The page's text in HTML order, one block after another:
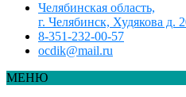
Челябинская область,
г. Челябинск, Худякова д.
8-351-232-00-57
ocdik@mail.ru
МЕНЮ